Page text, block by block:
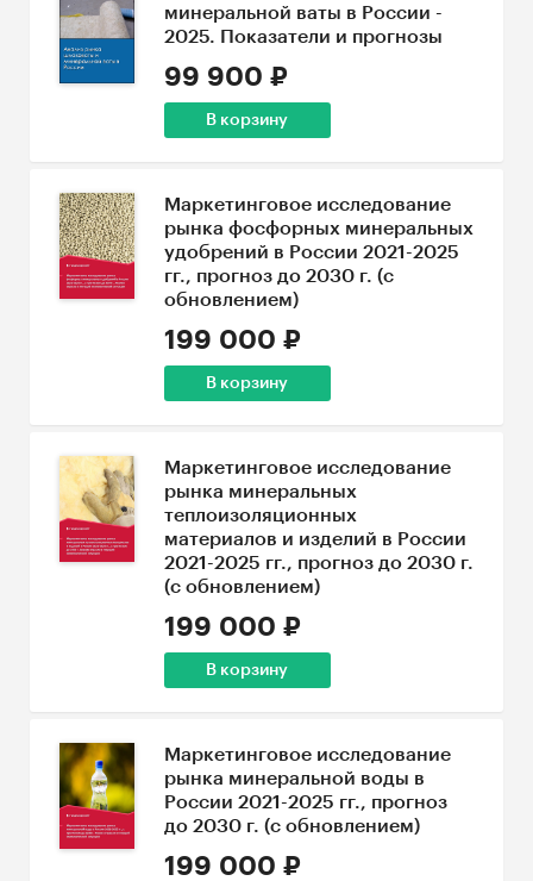
минеральной ваты в России -
2025. Показатели и прогнозы
99 900 ₽
В корзину
Маркетинговое исследование
рынка фосфорных минеральных
удобрений в России 2021-2025
гг., прогноз до 2030 г. (с
обновлением)
199 000 ₽
В корзину
Маркетинговое исследование
рынка минеральных
теплоизоляционных
материалов и изделий в России
2021-2025 гг., прогноз до 2030 г.
(с обновлением)
199 000 ₽
В корзину
Маркетинговое исследование
рынка минеральной воды в
России 2021-2025 гг., прогноз
до 2030 г. (с обновлением)
199 000 ₽